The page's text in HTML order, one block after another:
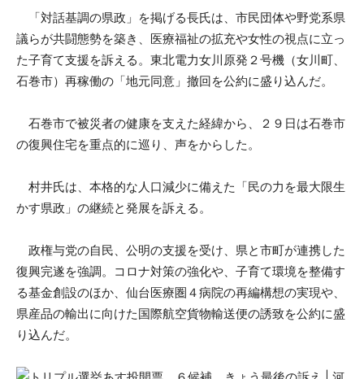
「対話基調の県政」を掲げる長氏は、市民団体や野党系県
議らが共闘態勢を築き、医療福祉の拡充や女性の視点に立っ
た子育て支援を訴える。東北電力女川原発２号機（女川町、
石巻市）再稼働の「地元同意」撤回を公約に盛り込んだ。
石巻市で被災者の健康を支えた経緯から、２９日は石巻市
の復興住宅を重点的に巡り、声をからした。
村井氏は、本格的な人口減少に備えた「民の力を最大限生
かす県政」の継続と発展を訴える。
政権与党の自民、公明の支援を受け、県と市町が連携した
復興完遂を強調。コロナ対策の強化や、子育て環境を整備す
る基金創設のほか、仙台医療圏４病院の再編構想の実現や、
県産品の輸出に向けた国際航空貨物輸送便の誘致を公約に盛
り込んだ。